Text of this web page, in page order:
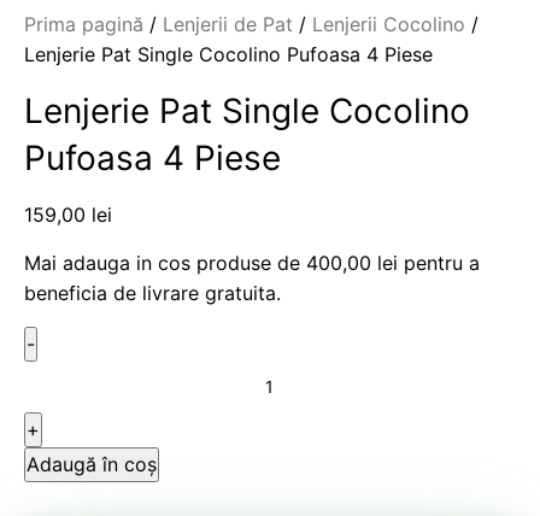
Prima pagină Lenjerii de Pat
Lenjerii Cocolino
Lenjerie Pat Single Cocolino Pufoasa 4 Piese
Lenjerie Pat Single Cocolino
Pufoasa 4 Piese
159,00 lei
Mai adauga in cos produse de 400,00 lei pentru a
beneficia de livrare gratuita.
Adaugă în coș